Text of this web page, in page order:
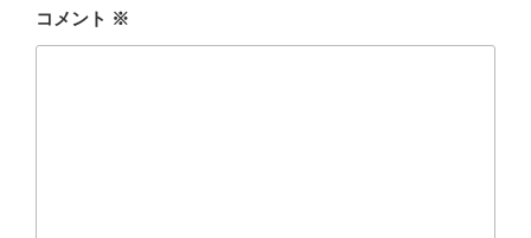
コメント ※